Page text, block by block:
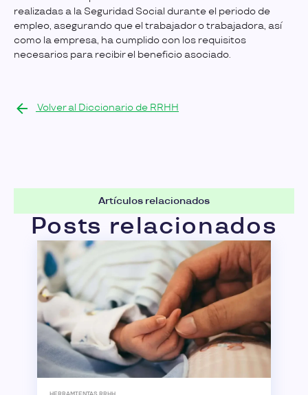
realizadas a la Seguridad Social durante el periodo de
empleo, asegurando que el trabajador o trabajadora, así
como la empresa, ha cumplido con los requisitos
necesarios para recibir el beneficio asociado.
Volver al Diccionario de RRHH
Artículos relacionados
Posts relacionados